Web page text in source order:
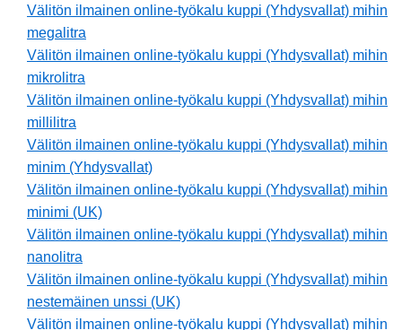
Välitön ilmainen online-työkalu kuppi (Yhdysvallat) mihin
megalitra
Välitön ilmainen online-työkalu kuppi (Yhdysvallat) mihin
mikrolitra
Välitön ilmainen online-työkalu kuppi (Yhdysvallat) mihin
millilitra
Välitön ilmainen online-työkalu kuppi (Yhdysvallat) mihin
minim (Yhdysvallat)
Välitön ilmainen online-työkalu kuppi (Yhdysvallat) mihin
minimi (UK)
Välitön ilmainen online-työkalu kuppi (Yhdysvallat) mihin
nanolitra
Välitön ilmainen online-työkalu kuppi (Yhdysvallat) mihin
nestemäinen unssi (UK)
Välitön ilmainen online-työkalu kuppi (Yhdysvallat) mihin